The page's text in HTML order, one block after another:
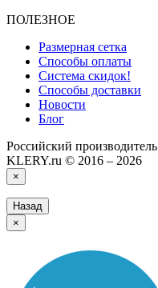
ПОЛЕЗНОЕ
Размерная сетка
Способы оплаты
Система скидок!
Способы доставки
Новости
Блог
Российский производитель
KLERY.ru © 2016 – 2026
×
Назад
×